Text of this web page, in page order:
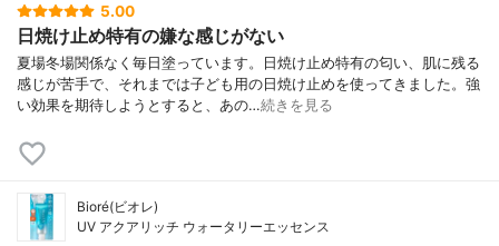
5.00
日焼け止め特有の嫌な感じがない
夏場冬場関係なく毎日塗っています。日焼け止め特有の匂い、肌に残る
感じが苦手で、それまでは子ども用の日焼け止めを使ってきました。強
い効果を期待しようとすると、あの…続きを見る
Bioré(ビオレ)
UV アクアリッチ ウォータリーエッセンス